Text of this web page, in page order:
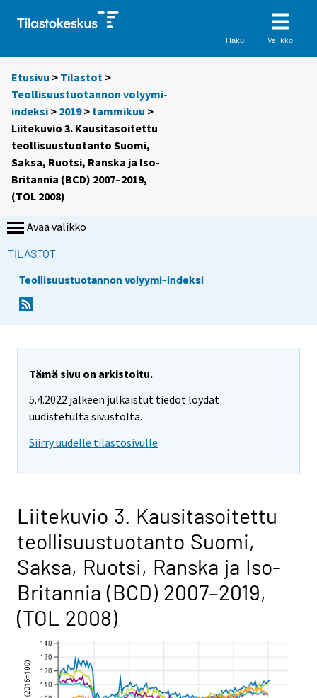
Haku Valikko
Etusivu > Tilastot >
Teollisuustuotannon volyymi-
indeksi > 2019> tammikuu >
Liitekuvio 3. Kausitasoitettu
teollisuustuotanto Suomi,
Saksa, Ruotsi, Ranska ja Iso-
Britannia (BCD) 2007–2019,
(TOL 2008)
Avaa valikko
TILASTOT
Teollisuustuotannon volyymi-indeksi
Tämä sivu on arkistoitu.
5.4.2022 jälkeen julkaistut tiedot löydät
uudistetulta sivustolta.
Siirry uudelle tilastosivulle
Liitekuvio 3. Kausitasoitettu
teollisuustuotanto Suomi,
Saksa, Ruotsi, Ranska ja Iso-
Britannia (BCD) 2007–2019,
(TOL 2008)